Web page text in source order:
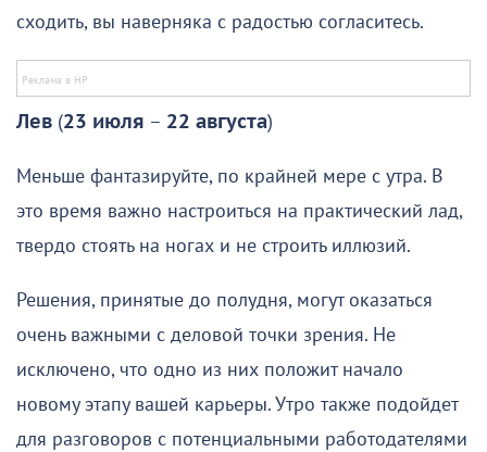
сходить, вы наверняка с радостью согласитесь.
Лев (23 июля – 22 августа)
Меньше фантазируйте, по крайней мере с утра. В
это время важно настроиться на практический лад,
твердо стоять на ногах и не строить иллюзий.
Решения, принятые до полудня, могут оказаться
очень важными с деловой точки зрения. Не
исключено, что одно из них положит начало
новому этапу вашей карьеры. Утро также подойдет
для разговоров с потенциальными работодателями